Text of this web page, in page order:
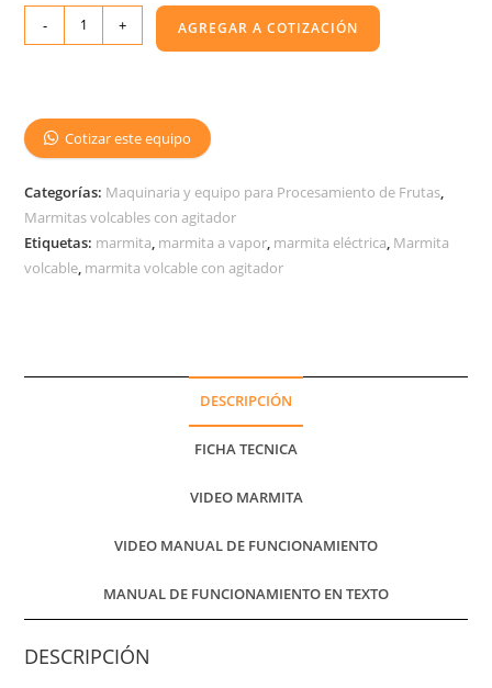
- + AGREGAR A COTIZACIÓN
Cotizar este equipo
Categorías: Maquinaria y equipo para Procesamiento de Frutas
Marmitas volcables con agitador
Etiquetas: marmita marmita a vapor marmita eléctrica Marmita
volcable marmita volcable con agitador
DESCRIPCIÓN
FICHA TECNICA
VIDEO MARMITA
VIDEO MANUAL DE FUNCIONAMIENTO
MANUAL DE FUNCIONAMIENTO EN TEXTO
DESCRIPCIÓN